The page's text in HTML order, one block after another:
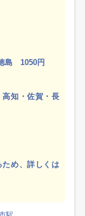
島 1050円
知・佐賀・長
め、詳しくは